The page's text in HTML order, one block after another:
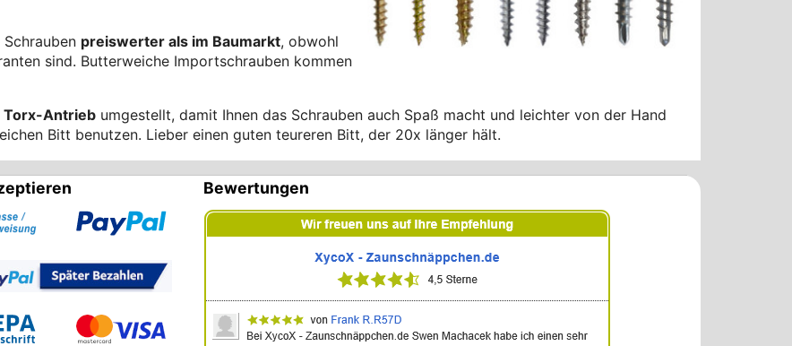
preiswerter als im Baumarkt, obwohl
sind. Butterweiche Importschrauben kommen
Torx-Antrieb umgestellt, damit Ihnen das Schrauben auch Spaß macht und leichter von der Hand
Bitt benutzen. Lieber einen guten teureren Bitt, der 20x länger hält.
Bewertungen